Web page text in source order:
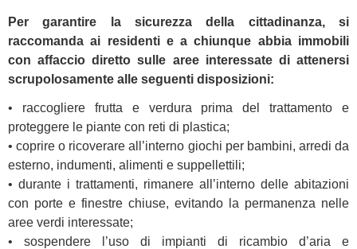
Per garantire la sicurezza della cittadinanza, si
raccomanda ai residenti e a chiunque abbia immobili
con affaccio diretto sulle aree interessate di attenersi
scrupolosamente alle seguenti disposizioni:
• raccogliere frutta e verdura prima del trattamento e
proteggere le piante con reti di plastica;
• coprire o ricoverare all’interno giochi per bambini, arredi da
esterno, indumenti, alimenti e suppellettili;
• durante i trattamenti, rimanere all’interno delle abitazioni
con porte e finestre chiuse, evitando la permanenza nelle
aree verdi interessate;
• sospendere l’uso di impianti di ricambio d’aria e